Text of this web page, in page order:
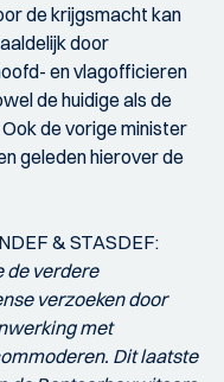
de krijgsmacht kan
door
en vlagofficieren
de huidige als de
de vorige minister
geleden hierover de
& STASDEF:
de verdere
verzoeken door
met
Dit laatste